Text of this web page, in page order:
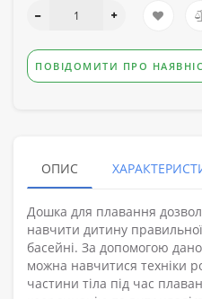
ПОВІДОМИТИ ПРО
ОПИС
Дошка для плавання
навчити дитину
басейні. За допомогою
можна навчитися техніки
частини тіла під час